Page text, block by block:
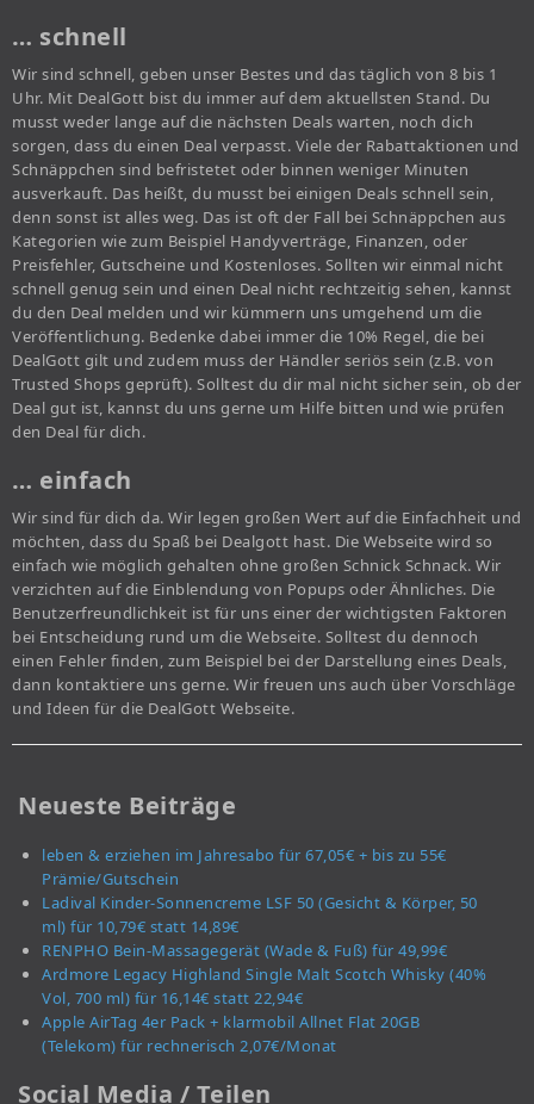
… schnell
Wir sind schnell, geben unser Bestes und das täglich von 8 bis 1
Uhr. Mit DealGott bist du immer auf dem aktuellsten Stand. Du
musst weder lange auf die nächsten Deals warten, noch dich
sorgen, dass du einen Deal verpasst. Viele der Rabattaktionen und
Schnäppchen sind befristetet oder binnen weniger Minuten
ausverkauft. Das heißt, du musst bei einigen Deals schnell sein,
denn sonst ist alles weg. Das ist oft der Fall bei Schnäppchen aus
Kategorien wie zum Beispiel Handyverträge, Finanzen, oder
Preisfehler, Gutscheine und Kostenloses. Sollten wir einmal nicht
schnell genug sein und einen Deal nicht rechtzeitig sehen, kannst
du den Deal melden und wir kümmern uns umgehend um die
Veröffentlichung. Bedenke dabei immer die 10% Regel, die bei
DealGott gilt und zudem muss der Händler seriös sein (z.B. von
Trusted Shops geprüft). Solltest du dir mal nicht sicher sein, ob der
Deal gut ist, kannst du uns gerne um Hilfe bitten und wie prüfen
den Deal für dich.
… einfach
Wir sind für dich da. Wir legen großen Wert auf die Einfachheit und
möchten, dass du Spaß bei Dealgott hast. Die Webseite wird so
einfach wie möglich gehalten ohne großen Schnick Schnack. Wir
verzichten auf die Einblendung von Popups oder Ähnliches. Die
Benutzerfreundlichkeit ist für uns einer der wichtigsten Faktoren
bei Entscheidung rund um die Webseite. Solltest du dennoch
einen Fehler finden, zum Beispiel bei der Darstellung eines Deals,
dann kontaktiere uns gerne. Wir freuen uns auch über Vorschläge
und Ideen für die DealGott Webseite.
Neueste Beiträge
leben & erziehen im Jahresabo für 67,05€ + bis zu 55€
Prämie/Gutschein
Ladival Kinder-Sonnencreme LSF 50 (Gesicht & Körper, 50
ml) für 10,79€ statt 14,89€
RENPHO Bein-Massagegerät (Wade & Fuß) für 49,99€
Ardmore Legacy Highland Single Malt Scotch Whisky (40%
Vol, 700 ml) für 16,14€ statt 22,94€
Apple AirTag 4er Pack + klarmobil Allnet Flat 20GB
(Telekom) für rechnerisch 2,07€/Monat
Social Media / Teilen